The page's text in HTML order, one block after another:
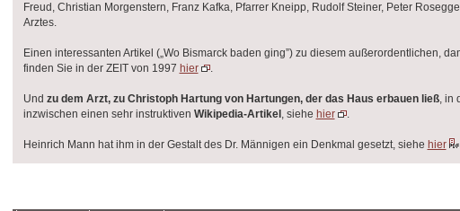
Freud, Christian Morgenstern, Franz Kafka, Pfarrer Kneipp, Rudolf Steiner, Peter
Arztes.
Einen interessanten Artikel („Wo Bismarck baden ging”) zu diesem außerordentlichen,
finden Sie in der ZEIT von 1997 hier .
Und zu dem Arzt, zu Christoph Hartung von Hartungen, der das Haus erbauen ließ, in
inzwischen einen sehr instruktiven Wikipedia-Artikel , siehe hier .
Heinrich Mann hat ihm in der Gestalt des Dr. Männigen ein Denkmal gesetzt, siehe hier